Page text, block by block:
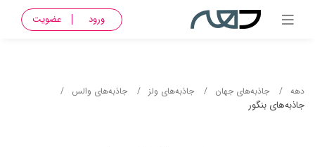
ورود عضویت
دهه جاذبه‌های جهان جاذبه‌های ولز جاذبه‌های والس
جاذبه‌های بنگور